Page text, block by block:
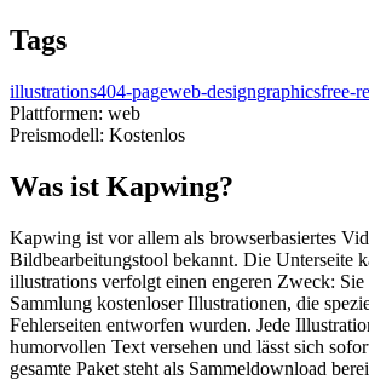
Tags
illustrations404-pageweb-designgraphicsfree-
Plattformen: web
Preismodell: Kostenlos
Was ist Kapwing?
Kapwing ist vor allem als browserbasiertes
Bildbearbeitungstool bekannt. Die Unterseite
illustrations verfolgt einen engeren Zweck: Sie
Sammlung kostenloser Illustrationen, die
Fehlerseiten entworfen wurden. Jede
humorvollen Text versehen und lässt sich
gesamte Paket steht als Sammeldownload